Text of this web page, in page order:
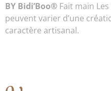
BY Bidi’Boo® Fait main
peuvent varier d’une
caractère artisanal.